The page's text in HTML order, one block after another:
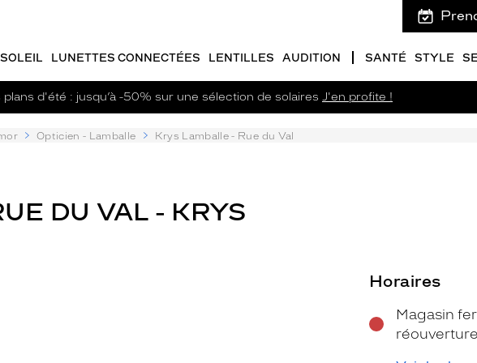
LUNETTES CONNECTÉES LENTILLES AUDITION SANTÉ STYLE
plans d'été : jusqu’à -50% sur une sélection de solaires J'en profite !
Opticien - Lamballe Krys Lamballe - Rue du Val
DU VAL - KRYS
Horaires
Magasin